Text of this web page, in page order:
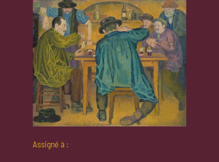
Assigné à :